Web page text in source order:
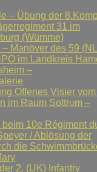
– Übung der
31 im
(Wümme)
Manöver des 59
im Landkreis
–
Offenes Visier
im Raum Sottrum –
10e Régiment
/ Ablösung der
die
2. (UK) Infantry